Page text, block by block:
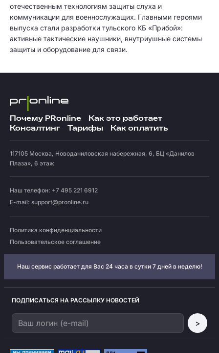
отечественным технологиям защиты слуха и
коммуникации для военнослужащих. Главными героями
выпуска стали разработки тульского КБ «Прибой»:
активные тактические наушники, внутриушные системы
защиты и оборудование для связи.
Почему PRonline
Как это работает
Консалтинг
Тарифы Как оплатить
117105 Москва, Новоданиловская набережная, 6, БЦ «Данилов
Плаза», 6 этаж
Наш телефон: +7 495 221 6912
E-mail: support@pronline.ru
Политика конфиденциальности
Пользовательское соглашение
Наш сервис работает для Вас 24 часа в сутки 7 дней в неделю!
ПОДПИСАТЬСЯ НА РАССЫЛКУ НОВОСТЕЙ